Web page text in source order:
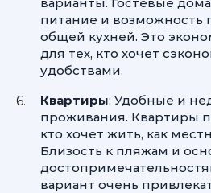
питание и возможность
общей кухней. Это
для тех, кто хочет
удобствами.
Квартиры: Удобные и
проживания. Квартиры
кто хочет жить, как
Близость к пляжам и
вариант очень